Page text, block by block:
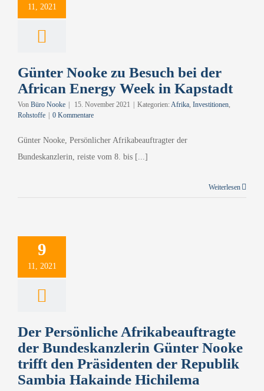
11, 2021
in Kapstadt
Günter Nooke zu Besuch bei der
African Energy Week in Kapstadt
Von Büro Nooke 15. November 2021 Kategorien:Afrika, Investitionen,
Rohstoffe
0 Kommentare
Günter Nooke, Persönlicher Afrikabeauftragter der
Bundeskanzlerin, reiste vom 8. bis [...]
Weiterlesen
9
11, 2021
Nooke trifft
der
Sambia
Der Persönliche Afrikabeauftragte
der Bundeskanzlerin Günter Nooke
trifft den Präsidenten der Republik
Sambia Hakainde Hichilema